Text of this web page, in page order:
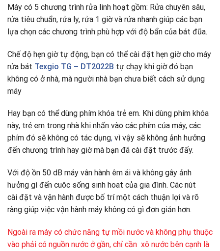
Máy có 5 chương trình rửa linh hoạt gồm: Rửa chuyên sâu,
rửa tiêu chuẩn, rửa ly, rửa 1 giờ và rửa nhanh giúp các bạn
lựa chọn các chương trình phù hợp với độ bẩn của bát đũa.
Chế độ hẹn giờ tự động, bạn có thể cài đặt hẹn giờ cho máy
rửa bát Texgio TG – DT2022B tự chạy khi giờ đó bạn
không có ở nhà, mà người nhà bạn chưa biết cách sử dụng
máy
Hay bạn có thể dùng phím khóa trẻ em. Khi dùng phím khóa
này, trẻ em trong nhà khi nhấn vào các phím của máy, các
phím đó sẽ không có tác dụng, vì vậy sẽ không ảnh hưởng
đến chương trình hay giờ mà bạn đã cài đặt trước đấy.
Với độ ồn 50 dB máy vân hành êm ái và không gây ảnh
hưởng gì đến cuôc sống sinh hoat của gia đình. Các nút
cài đặt và vận hành được bố trí một cách thuận lợi và rõ
ràng giúp việc vận hành máy không có gì đơn giản hơn.
Ngoài ra máy có chức năng tự mồi nước và không phụ thuộc
vào phải có nguồn nước ở gần, chỉ cần xô nước bên cạnh là